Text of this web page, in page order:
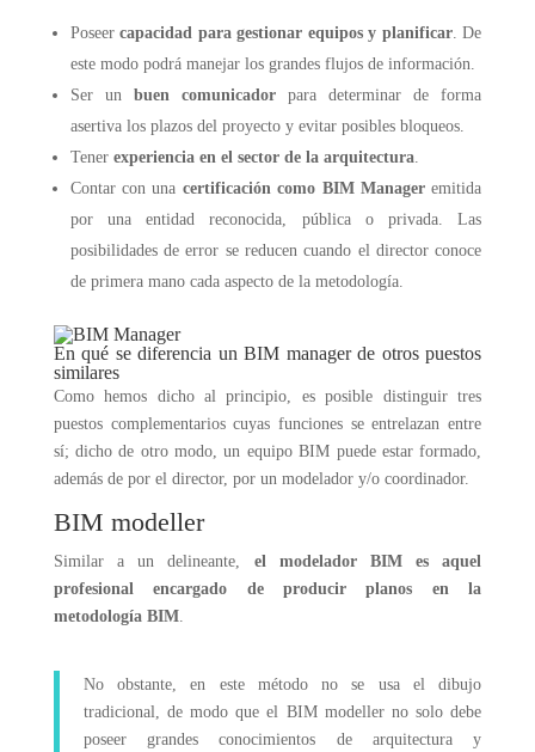
Poseercapacidad para gestionar equipos y planificar. De
este modo podrá manejar los grandes flujos de información.
Ser un buen comunicadorpara determinar de forma
asertiva los plazos del proyecto y evitar posibles bloqueos.
Tener experiencia en el sector de la arquitectura.
Contar con una certificación como BIM Manageremitida
por una entidad reconocida, pública o privada. Las
posibilidades de error se reducen cuando el director conoce
de primera mano cada aspecto de la metodología.
En qué se diferencia un BIM manager de otros puestos
similares
Como hemos dicho al principio, es posible distinguir tres
puestos complementarios cuyas funciones se entrelazan entre
sí; dicho de otro modo, un equipo BIM puede estar formado,
además de por el director, por un modelador y/o coordinador.
BIM modeller
Similar a un delineante, el modelador BIM es aquel
profesional encargado de producir planos en la
metodología BIM.
No obstante, en este método no se usa el dibujo
tradicional, de modo que el BIM modeller no solo debe
poseer grandes conocimientos de arquitectura y